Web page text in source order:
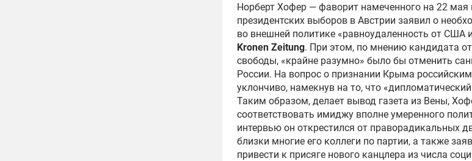
Норберт Хофер — фаворит намеченного на 22 мая
президентских выборов в Австрии заявил о
во внешней политике «равноудаленность от США
Kronen Zeitung. При этом, по мнению кандидата
свободы, «крайне разумно» было бы отменить
России. На вопрос о признании Крыма
уклончиво, намекнув на то, что
Таким образом, делает вывод газета из Вены,
соответствовать имиджу вполне умеренного
интервью он открестился от праворадикальных
близки многие его коллеги по партии, а также
привести к присяге нового канцлера из числа